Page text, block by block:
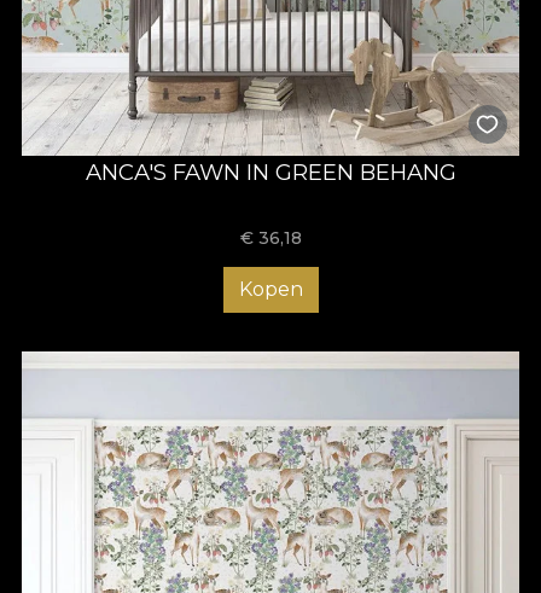
ANCA'S FAWN IN GREEN BEHANG
€ 36,18
Kopen